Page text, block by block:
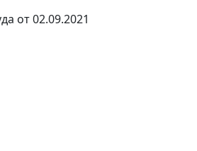
от 02.09.2021